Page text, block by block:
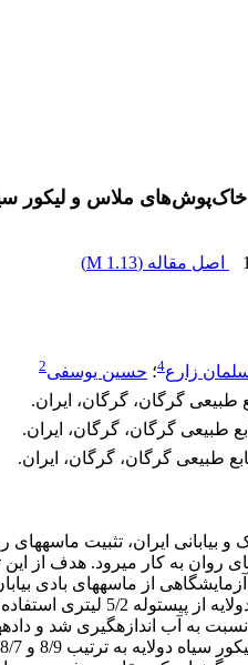
خاک‌پوش‌های ملاس و لیکور
اصل مقاله (1.13 M
)
زارع4؛ حسین یوسفی2
طبیعی گرگان، گرگان، ایران.
طبیعی گرگان، گرگان، ایران.
طبیعی گرگان، گرگان، ایران.
ایران، تثبیت
پاشش تیمارهای ملاس،
آب اندازه­گیری شد و